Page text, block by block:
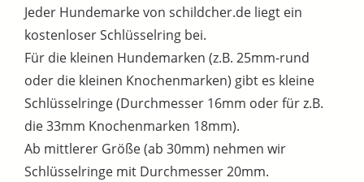
Jeder Hundemarke von schildcher.de liegt ein
kostenloser Schlüsselring bei.
Für die kleinen Hundemarken (z.B. 25mm-rund
oder die kleinen Knochenmarken) gibt es kleine
Schlüsselringe (Durchmesser 16mm oder für z.B.
die 33mm Knochenmarken 18mm).
Ab mittlerer Größe (ab 30mm) nehmen wir
Schlüsselringe mit Durchmesser 20mm.